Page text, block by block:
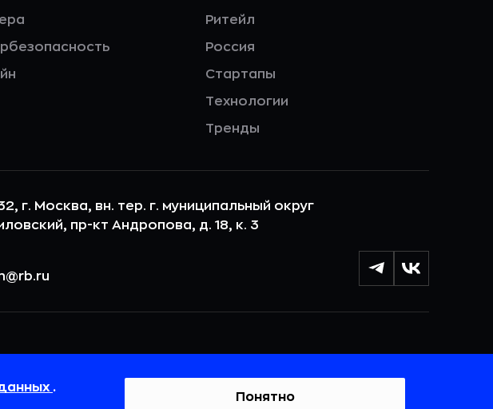
Ритейл
Россия
Стартапы
Технологии
Тренды
г. Москва, вн. тер. г. муниципальный округ
пр-кт Андропова, д. 18, к. 3
удобства пользования веб-сайтом. Если вы не хотите, чтобы ваши
данные обрабатывались, пожалуйста, ограничьте их использование в
.
Понятно